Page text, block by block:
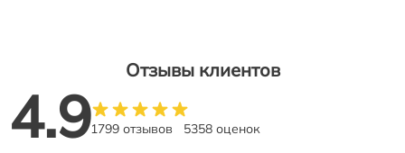
Отзывы клиентов
4.91799 отзывов 5358 оценок